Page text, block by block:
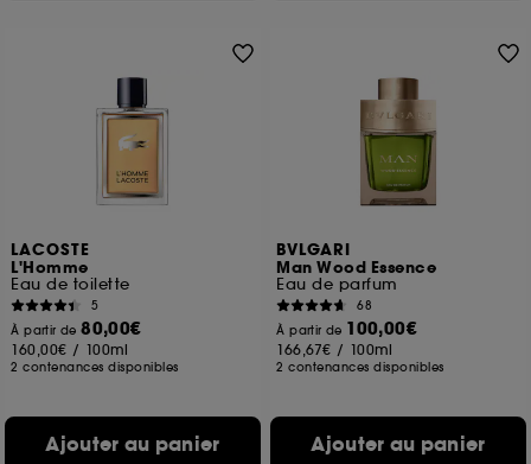
LACOSTE
L'Homme
Eau de toilette
5
À partir de80,00€
160,00€ / 100ml
2 contenances disponibles
Ajouter au panier
BVLGARI
Man Wood Essence
Eau de parfum
68
À partir de 100,00€
166,67€ / 100ml
2 contenances disponibles
Ajouter au panier